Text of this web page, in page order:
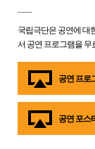
국립극단은 공연에 대
서 공연 프로그램을 무
공연 프로
공연 포스